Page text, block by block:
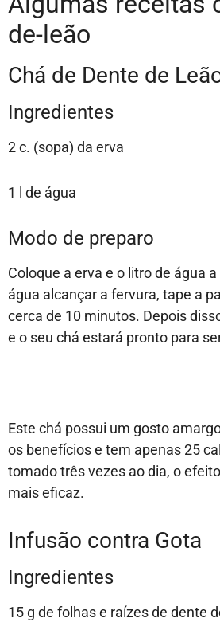
de-leão
Chá de Dente de
Ingredientes
2 c. (sopa) da erva
1 l de água
Modo de preparo
Coloque a erva e o litro de água
água alcançar a fervura, tape a
cerca de 10 minutos. Depois
e o seu chá estará pronto para
Este chá possui um gosto
os benefícios e tem apenas 25
tomado três vezes ao dia, o
mais eficaz.
Infusão contra Gota
Ingredientes
15 g de folhas e raízes de dente